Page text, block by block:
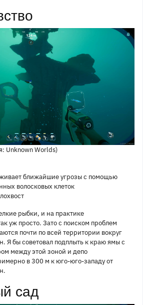
Unknown Worlds)
ближайшие угрозы с помощью
волосковых клеток
рыбки, и на практике
уж просто. Зато с поиском проблем
почти по всей территории вокруг
Я бы советовал подплыть к краю ямы с
между этой зоной и депо
в 300 м к юго-юго-западу от
сад